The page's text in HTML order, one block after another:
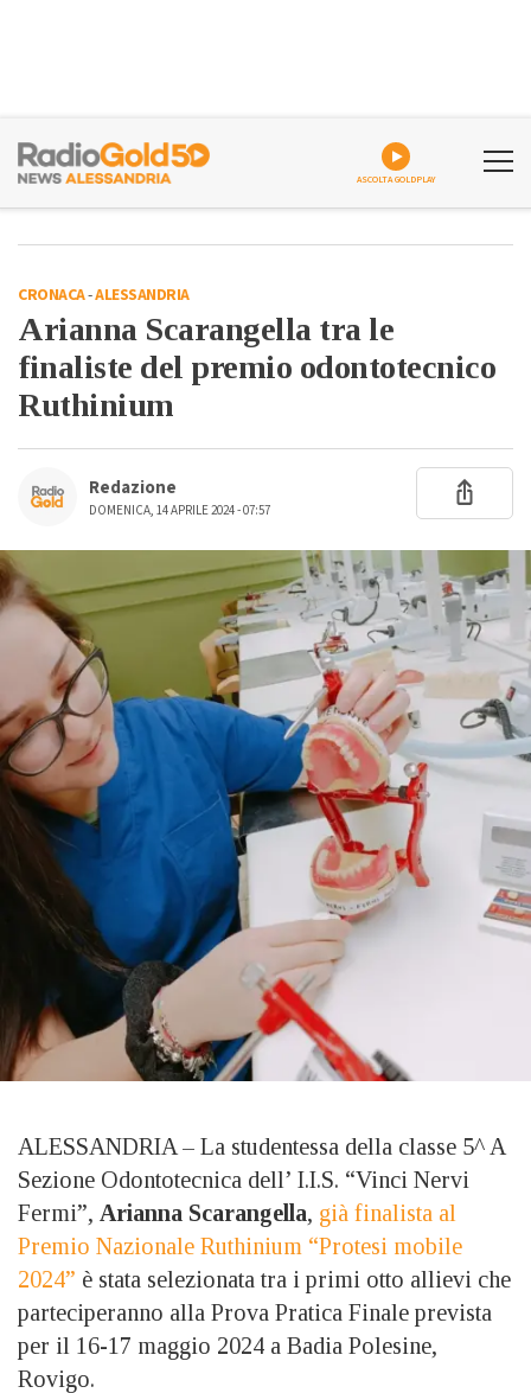
ASCOLTA GOLDPLAY
CRONACA-ALESSANDRIA
Arianna Scarangella tra le
finaliste del premio odontotecnico
Ruthinium
Redazione
DOMENICA, 14 APRILE 2024 - 07:57
ALESSANDRIA – La studentessa della classe 5^ A
Sezione Odontotecnica dell’ I.I.S. “Vinci Nervi
Fermi”, Arianna Scarangella, già finalista al
Premio Nazionale Ruthinium “Protesi mobile
2024” è stata selezionata tra i primi otto allievi che
parteciperanno alla Prova Pratica Finale prevista
per il 16-17 maggio 2024 a Badia Polesine,
Rovigo.